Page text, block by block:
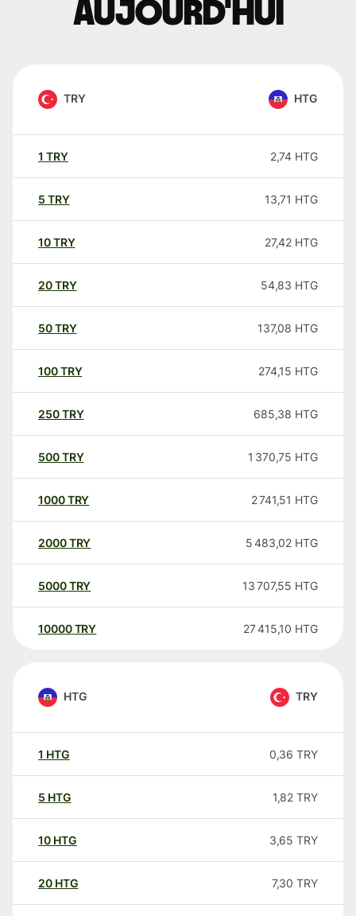
aujourd'hui
TRY HTG
1 TRY 2,74 HTG
5 TRY 13,71 HTG
10TRY 27,42 HTG
20TRY 54,83 HTG
50TRY 137,08 HTG
100TRY 274,15 HTG
250TRY 685,38 HTG
500TRY 1 370,75 HTG
1000TRY 2 741,51 HTG
2000TRY 5 483,02 HTG
5000TRY 13 707,55 HTG
10000 TRY 27 415,10 HTG
HTG TRY
1 HTG 0,36 TRY
5 HTG 1,82 TRY
10 HTG 3,65 TRY
20 HTG 7,30 TRY